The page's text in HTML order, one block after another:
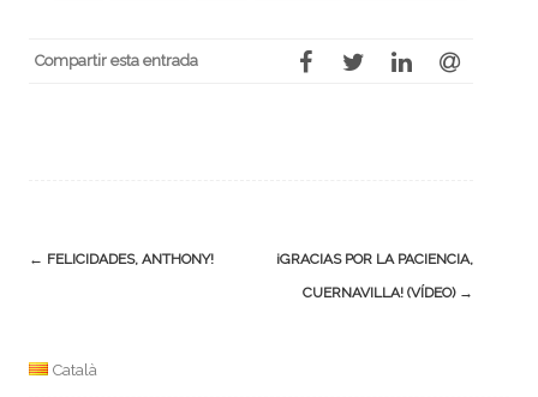
Compartir esta entrada
Navegación
entrada
← FELICIDADES, ANTHONY!
¡GRACIAS POR LA PACIENCIA,
CUERNAVILLA! (VÍDEO) →
Català